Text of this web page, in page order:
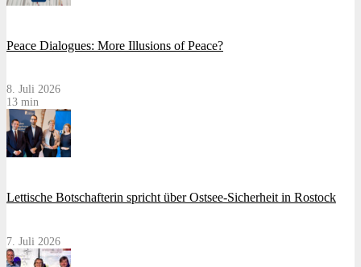
Peace Dialogues: More Illusions of Peace?
8. Juli 2026
13 min
Lettische Botschafterin spricht über Ostsee-Sicherheit in Rostock
7. Juli 2026